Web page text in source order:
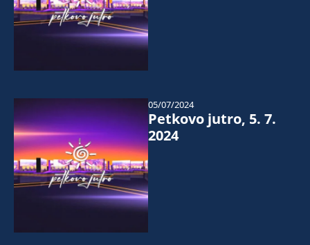
Petkovo jutro, 5. 7.
2024
05/07/2024